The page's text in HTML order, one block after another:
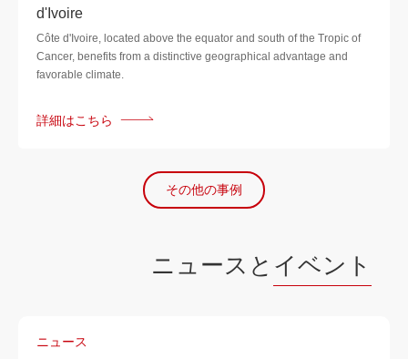
d'Ivoire
Côte d'Ivoire, located above the equator and south of the Tropic of
Cancer, benefits from a distinctive geographical advantage and
favorable climate.
詳細はこちら
その他の事例
ニュースと イベント
ニュース